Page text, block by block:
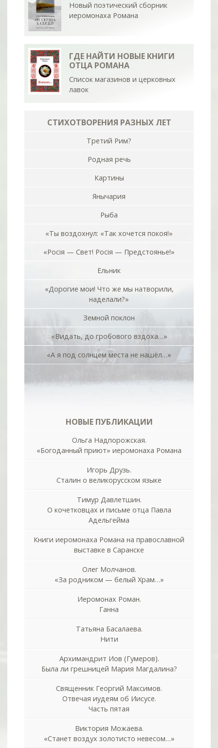
Новый поэтический сборник
иеромонаха Романа
ГДЕ НАЙТИ НОВЫЕ КНИГИ
ОТЦА РОМАНА
Список магазинов и церковных
лавок
СТИХОТВОРЕНИЯ РАЗНЫХ ЛЕТ
Третий Рим?
Родная речь
Картины
Янычария
Рыба
«Ты воздохнул: «Так хочется покоя!»
«Росiя — Свет! Росiя — Предстоянье!»
Ельник
«Дорогие мои! Что же мы натворили,
наделали?»
Земной поклон
«Видать, до гробового вздоха…»
«А я под солнцем места не нашёл…»
НОВЫЕ ПУБЛИКАЦИИ
Ольга Надпорожская.
«Богоданный приют» иеромонаха Романа
Игорь Друзь.
Сталин о великорусском языке
Тимур Давлетшин.
О кочетковцах и письме отца Павла
Адельгейма
Книги иеромонаха Романа на православной
выставке в Саранске
Олег Молчанов.
«За родником — белый Храм…»
Иеромонах Роман.
Ганна
Татьяна Басалаева.
Нити
Архимандрит Иов (Гумеров).
Была ли грешницей Мария Магдалина?
Священник Георгий Максимов.
Отвечая иудеям об Иисусе.
Часть пятая
Виктория Можаева.
«Станет воздух золотисто невесом…»